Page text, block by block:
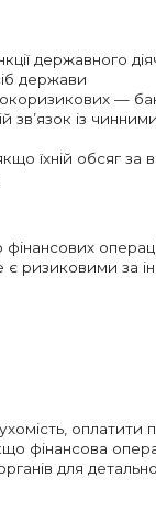
державного
держави
—
зв’язок із чинними
їхній обсяг за
фінансових
є ризиковими за
оплатити
фінансова
для